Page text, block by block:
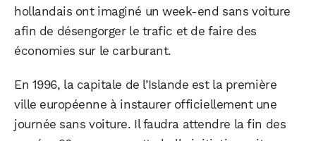
hollandais ont imaginé un week-end sans voiture
afin de désengorger le trafic et de faire des
économies sur le carburant.
En 1996, la capitale de l’Islande est la première
ville européenne à instaurer officiellement une
journée sans voiture. Il faudra attendre la fin des